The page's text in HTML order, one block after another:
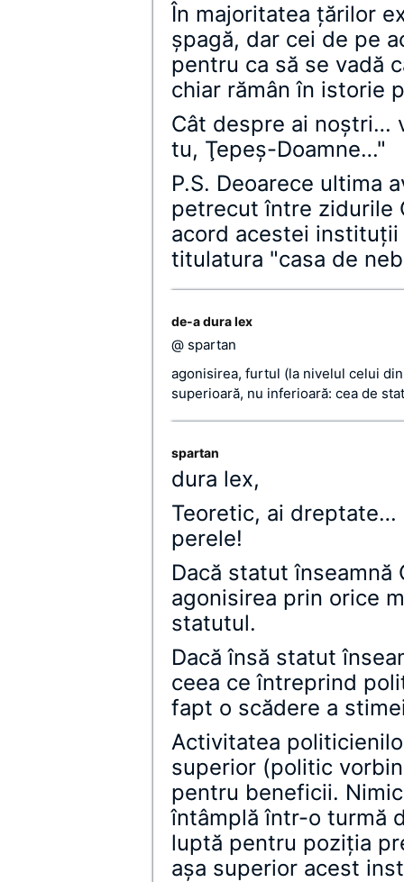
În majoritatea ţărilor
şpagă, dar cei de pe
pentru ca să se vadă
chiar rămân în istorie
Cât despre ai noştri…
tu, Ţepeş-Doamne…"
P.S. Deoarece ultima
petrecut între zidurile
acord acestei
titulatura "casa de
de-a dura lex
@ spartan
agonisirea, furtul (la nivelul celui
superioară, nu inferioară: cea de
spartan
dura lex,
Teoretic, ai dreptate…
perele!
Dacă statut înseamnă
agonisirea prin orice
statutul.
Dacă însă statut
ceea ce întreprind
fapt o scădere a
Activitatea
superior (politic
pentru beneficii.
întâmplă într-o turmă
luptă pentru poziţia
aşa superior acest